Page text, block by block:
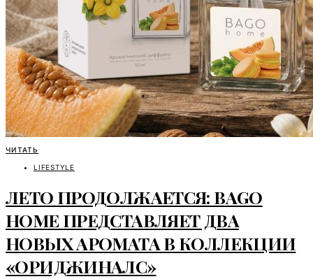
ЧИТАТЬ
LIFESTYLE
ЛЕТО ПРОДОЛЖАЕТСЯ: BAGO
HOME ПРЕДСТАВЛЯЕТ ДВА
НОВЫХ АРОМАТА В КОЛЛЕКЦИИ
«ОРИДЖИНАЛС»